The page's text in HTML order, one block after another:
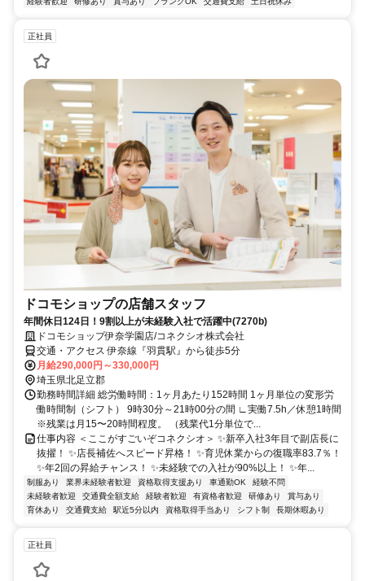
正社員
ドコモショップの店舗スタッフ
年間休日124日！9割以上が未経験入社で活躍中(7270b)
ドコモショップ伊奈学園店/コネクシオ株式会社
交通・アクセス 伊奈線『羽貫駅』から徒歩5分
月給290,000円～330,000円
埼玉県北足立郡
勤務時間詳細 総労働時間：1ヶ月あたり152時間 1ヶ月単位の変形労
働時間制（シフト） 9時30分～21時00分の間 ∟実働7.5h／休憩1時間
※残業は月15〜20時間程度。 （残業代1分単位で...
仕事内容 ＜ここがすごいぞコネクシオ＞ ✨新卒入社3年目で副店長に
抜擢！ ✨店長補佐へスピード昇格！ ✨育児休業からの復職率83.7％！
✨年2回の昇給チャンス！ ✨未経験での入社が90%以上！ ✨年...
制服あり 業界未経験者歓迎 資格取得支援あり 車通勤OK
経験不問
未経験者歓迎
交通費全額支給 経験者歓迎 有資格者歓迎 研修あり
賞与あり
育休あり
交通費支給 駅近5分以内 資格取得手当あり シフト制 長期休暇あり
正社員